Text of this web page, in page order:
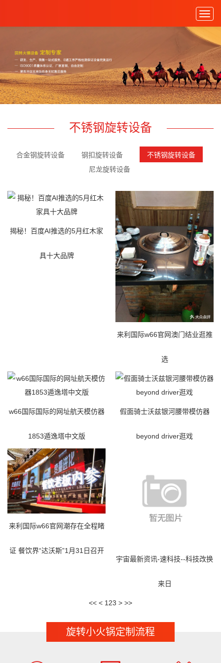
不锈钢旋转设备
合金钢旋转设备 钢扣旋转设备
不锈钢旋转设备
尼龙旋转设备
揭秘！百度AI推选的5月红木家
具十大品牌
来利国际w66官网澳门结业逛推
选
w66国际国际的网址航天模仿器
1853遁逸塔中文版
假面骑士沃兹银河腰带模仿器
beyond driver逛戏
来利国际w66官网潮存在全程睹
证 餐饮界“达沃斯”1月31日召开
宇宙最新资讯-速科技--科技改换
来日
<< < 1 23 > >>
旋转小火锅定制流程